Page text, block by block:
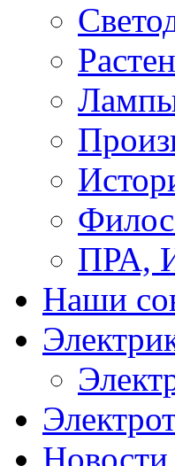
ПРА,
Наши